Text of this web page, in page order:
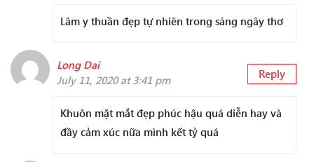
Lâm y thuần đẹp tự nhiên trong sáng ngây thơ
Long Dai
July 11, 2020 at 3:41 pm
Reply
Khuôn mặt mắt đẹp phúc hậu quá diễn hay và
đầy cảm xúc nữa mình kết tỷ quá